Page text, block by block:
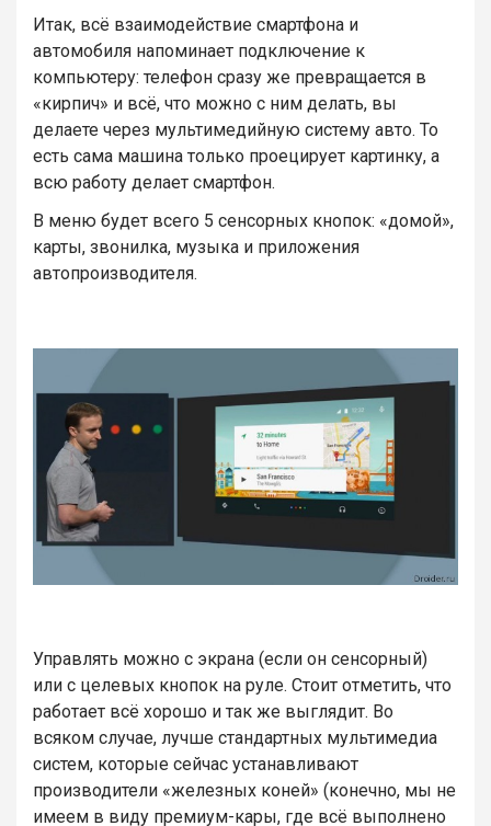
Итак, всё взаимодействие смартфона и
автомобиля напоминает подключение к
компьютеру: телефон сразу же превращается в
«кирпич» и всё, что можно с ним делать, вы
делаете через мультимедийную систему авто. То
есть сама машина только проецирует картинку, а
всю работу делает смартфон.
В меню будет всего 5 сенсорных кнопок: «домой»,
карты, звонилка, музыка и приложения
автопроизводителя.
Управлять можно с экрана (если он сенсорный)
или с целевых кнопок на руле. Стоит отметить, что
работает всё хорошо и так же выглядит. Во
всяком случае, лучше стандартных мультимедиа
систем, которые сейчас устанавливают
производители «железных коней» (конечно, мы не
имеем в виду премиум-кары, где всё выполнено